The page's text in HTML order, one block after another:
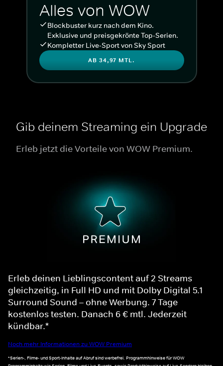
Alles von WOW
Blockbuster kurz nach dem Kino.
Exklusive und preisgekrönte Top-Serien.
Kompletter Live-Sport von Sky Sport
AB 34,97 MTL.
Gib deinem Streaming ein Upgrade
Erleb jetzt die Vorteile von WOW Premium.
Erleb deinen Lieblingscontent auf 2 Streams
gleichzeitig, in Full HD und mit Dolby Digital 5.1
Surround Sound – ohne Werbung. 7 Tage
kostenlos testen. Danach 6 € mtl. Jederzeit
kündbar.*
Noch mehr Informationen zu WOW Premium
*Serien-, Filme- und Sport-Inhalte auf Abruf sind werbefrei. Programmhinweise für WOW